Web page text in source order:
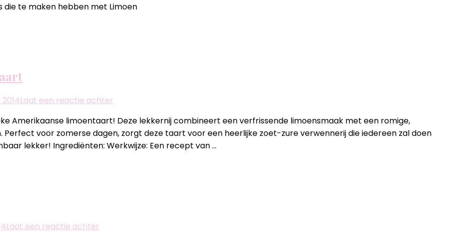
te maken hebben met Limoen
Laat een reactie achter
Lime
pie
–
Amerikaanse limoentaart! Deze lekkernij combineert een verfrissende limoensmaak met een romige,
voor zomerse dagen, zorgt deze taart voor een heerlijke zoet-zure verwennerij die iedereen zal doen
lekker! Ingrediënten: Werkwijze: Een recept van …
Laat een reactie achter